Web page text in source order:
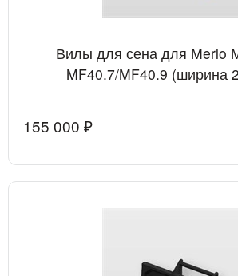
Вилы для сена для Merlo
MF40.7/MF40.9 (ширина
155 000 ₽